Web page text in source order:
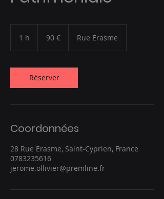
1 h 90 € Rue Erasme
Réserver
Coordonnées
28 Rue Erasme, Saint-Cyprien, France
0783235616
jerome.ollivier@premline.fr